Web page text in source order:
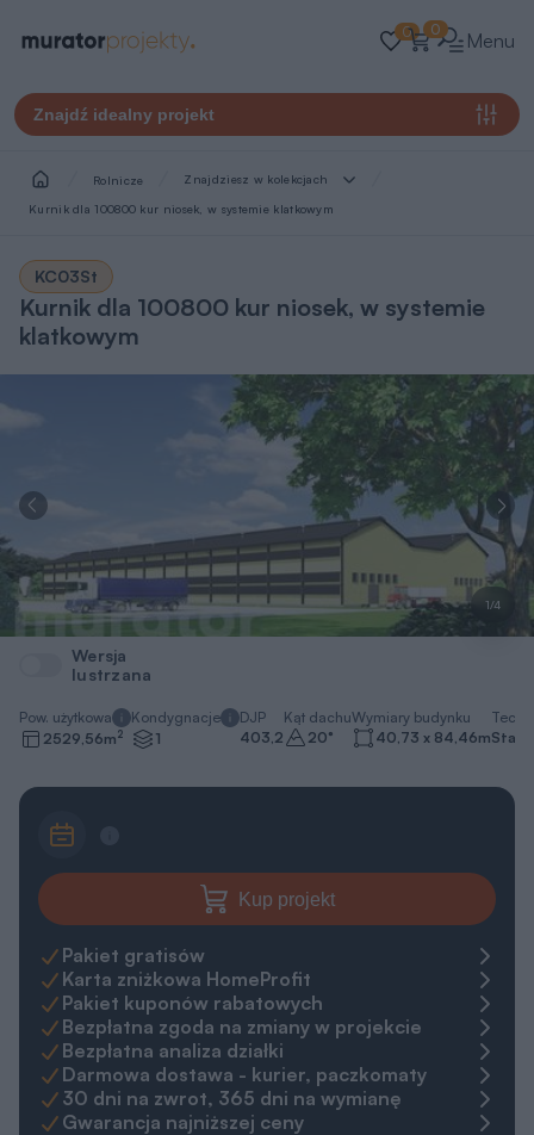
0 0 Menu
Znajdź idealny projekt
Rolnicze Znajdziesz w kolekcjach
Kurnik dla 100800 kur niosek, w systemie klatkowym
KC03St
Kurnik dla 100800 kur niosek, w systemie
klatkowym
1/4
Wersja
lustrzana
Pow. użytkowa
2529,56m2
Kondygnacje
1
DJP
403,2
Kąt dachu
20°
Wymiary budynku
40,73 x 84,46m
Kup projekt
Pakiet gratisów
Karta zniżkowa HomeProfit
Pakiet kuponów rabatowych
Bezpłatna zgoda na zmiany w projekcie
Bezpłatna analiza działki
Darmowa dostawa - kurier, paczkomaty
30 dni na zwrot, 365 dni na wymianę
Gwarancja najniższej ceny